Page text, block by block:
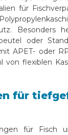
für
Besonders
oder
APET- oder
von flexiblen
für
für Fisch